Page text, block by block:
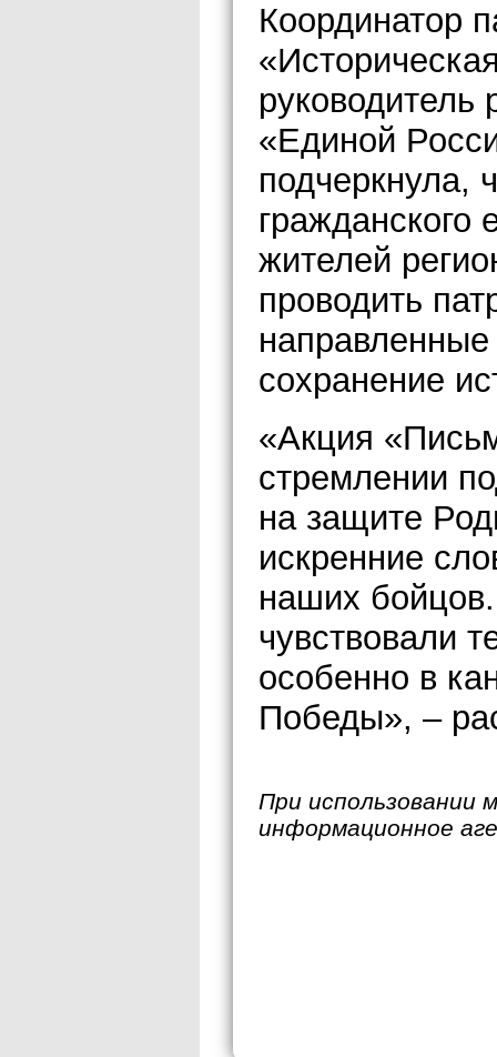
Координатор
руководитель
«Единой
подчеркнула,
гражданского
жителей
проводить
сохранение
«Акция
стремлении
на защите
искренние
наших
чувствовали
особенно в
Победы», –
При использовании
информационное